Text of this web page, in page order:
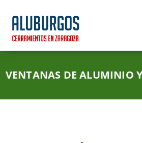
VENTANAS DE ALUMINIO